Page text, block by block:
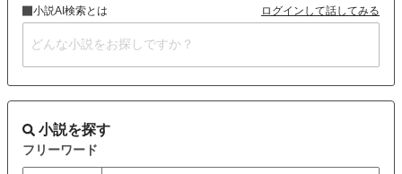
小説AI検索とは ログインして話してみる
小説を探す
フリーワード